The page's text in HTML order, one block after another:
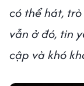
có thể hát,
vẫn ở đó, tin
cập và khó